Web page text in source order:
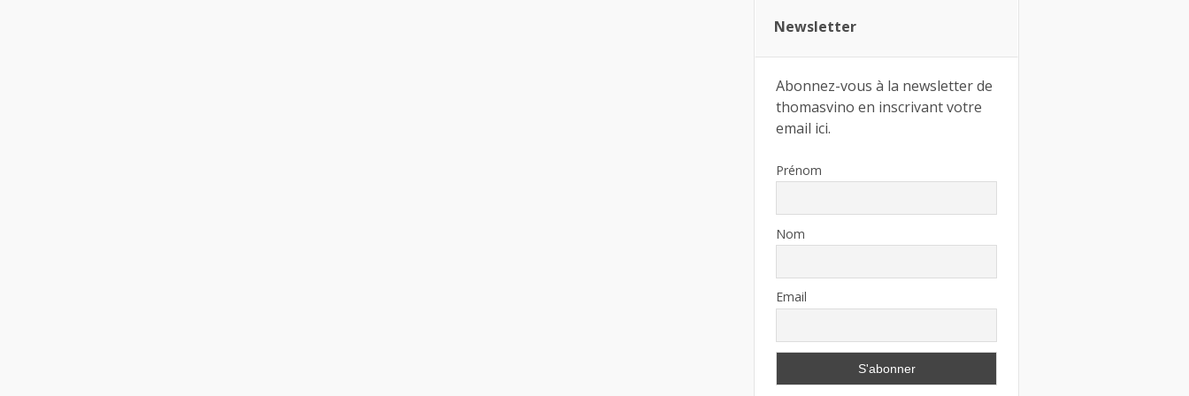
Newsletter
Abonnez-vous à la newsletter de
thomasvino en inscrivant votre
email ici.
Prénom
Nom
Email